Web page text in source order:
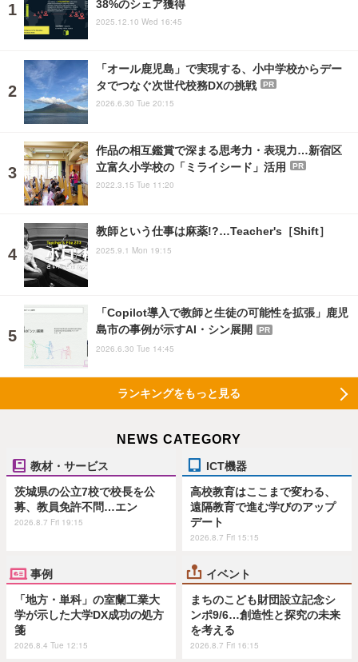
38%のシェア獲得
2025.12.10 Wed 16:45
「オール鹿児島」で実現する、小中学校からデー
タでつなぐ次世代校務DXの挑戦
PR
2026.6.30 Tue 20:15
作品の相互鑑賞で深まる思考力・表現力…新宿区
立富久小学校の「ミライシード」活用
PR
2022.3.15 Tue 11:20
教師という仕事は麻薬!?…Teacher's［Shift］
2025.9.1 Mon 19:15
「Copilot導入で教師と生徒の可能性を拡張」鹿児
島市の事例が示すAI・シン展開
PR
2026.6.30 Tue 14:45
ランキングをもっと見る
NEWS CATEGORY
教材・サービス
茨城県の公立7校で校長を公
募、教員免許不問…エン
2026.8.7 Fri 19:15
ICT機器
高校教育はここまで変わる、
遠隔教育で進む学びのアップ
デート
2026.8.7 Fri 15:15
事例
「地方・単科」の室蘭工業大
学が示した大学DX成功の処方
箋
2026.8.4 Tue 12:15
イベント
まちのこども財団設立記念シ
ンポ9/6…創造性と探究の未来
を考える
2026.8.7 Fri 16:15